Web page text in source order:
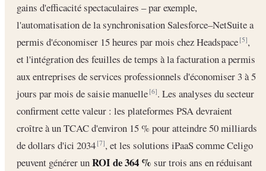
gains d'efficacité spectaculaires – par exemple,
l'automatisation de la synchronisation Salesforce–NetSuite a
permis d'économiser 15 heures par mois chez Headspace[5],
et l'intégration des feuilles de temps à la facturation a permis
aux entreprises de services professionnels d'économiser 3 à 5
jours par mois de saisie manuelle[6]. Les analyses du secteur
confirment cette valeur : les plateformes PSA devraient
croître à un TCAC d'environ 15 % pour atteindre 50 milliards
de dollars d'ici 2034[7], et les solutions iPaaS comme Celigo
peuvent générer unROI de 364 % sur trois ans en réduisant